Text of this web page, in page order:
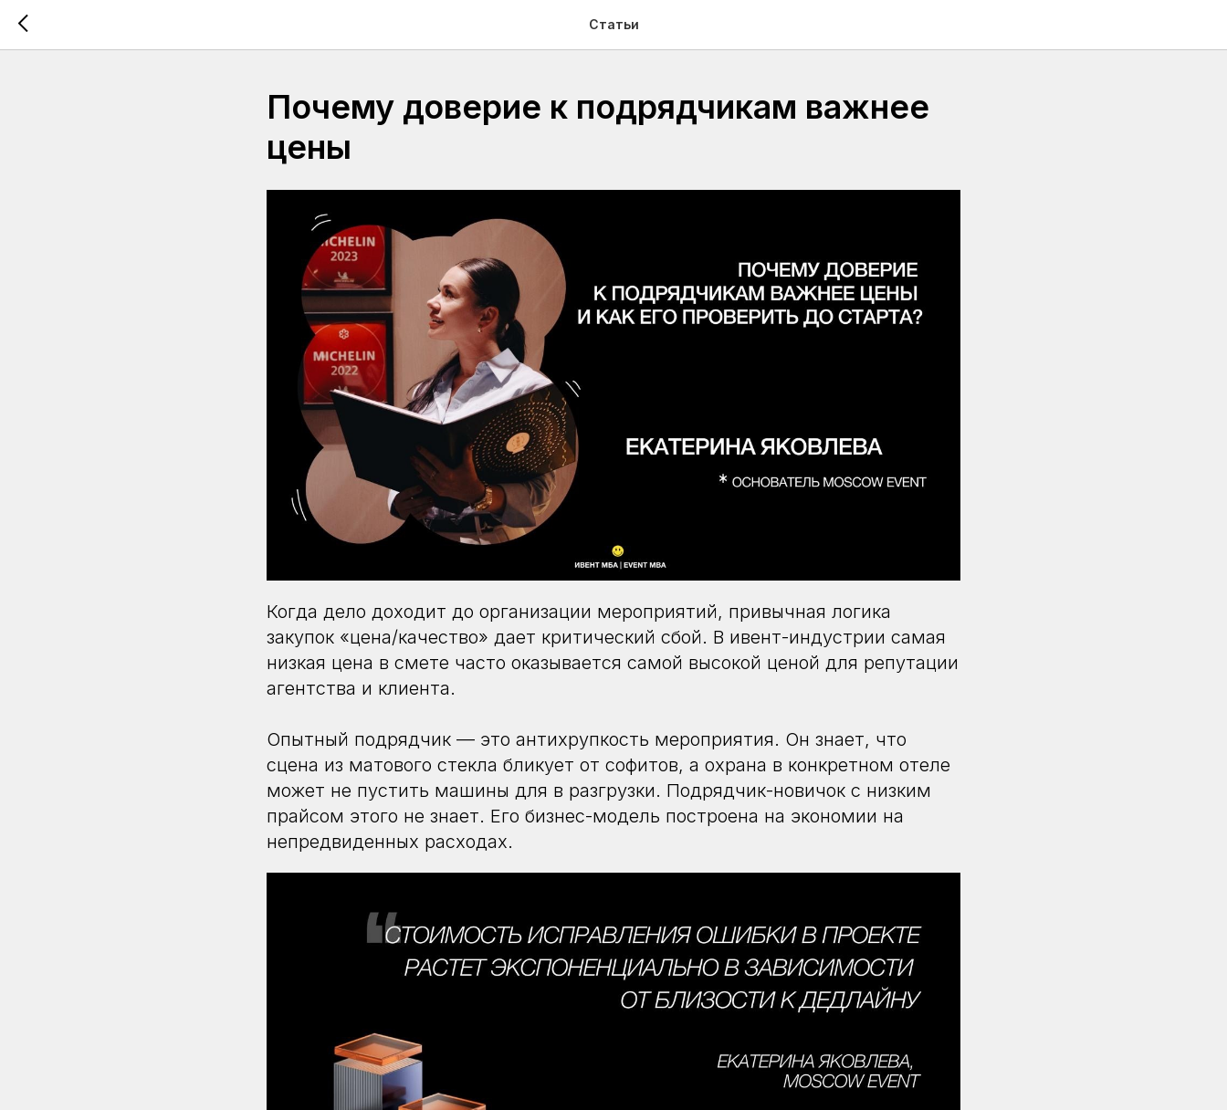
Статьи
Почему доверие к подрядчикам важнее
цены
Когда дело доходит до организации мероприятий, привычная логика
закупок «цена/качество» дает критический сбой. В ивент-индустрии самая
низкая цена в смете часто оказывается самой высокой ценой для репутации
агентства и клиента.
Опытный подрядчик — это антихрупкость мероприятия. Он знает, что
сцена из матового стекла бликует от софитов, а охрана в конкретном отеле
может не пустить машины для в разгрузки. Подрядчик-новичок с низким
прайсом этого не знает. Его бизнес-модель построена на экономии на
непредвиденных расходах.